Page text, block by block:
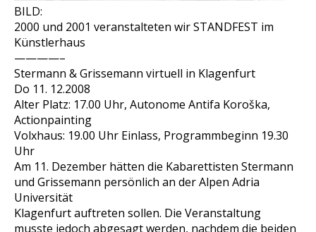
BILD:
2000 und 2001 veranstalteten wir STANDFEST im
Künstlerhaus
————–
Stermann & Grissemann virtuell in Klagenfurt
Do 11. 12.2008
Alter Platz: 17.00 Uhr, Autonome Antifa Koroška,
Actionpainting
Volxhaus: 19.00 Uhr Einlass, Programmbeginn 19.30
Uhr
Am 11. Dezember hätten die Kabarettisten Stermann
und Grissemann persönlich an der Alpen Adria
Universität
Klagenfurt auftreten sollen. Die Veranstaltung
musste jedoch abgesagt werden, nachdem die beiden